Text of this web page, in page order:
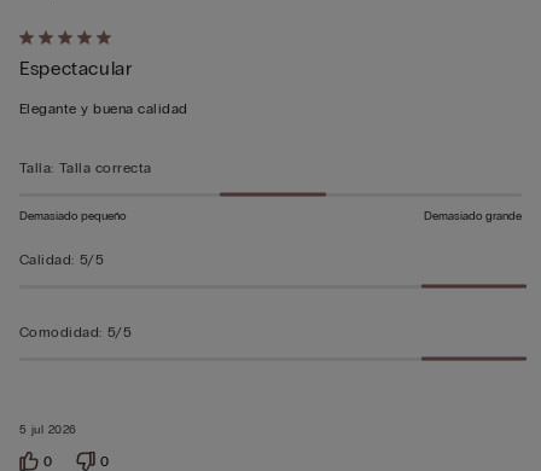
Calificación
de
5
5
5 jul 2026
Espectacular
Elegante y buena calidad
Talla: Talla correcta
Demasiado pequeño Demasiado grande
Calidad: 5/5
Comodidad: 5/5
0 0